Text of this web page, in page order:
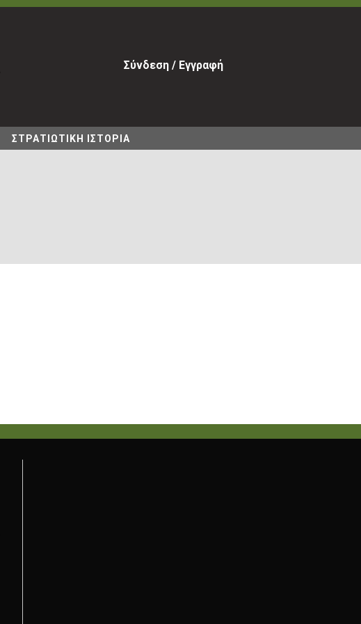
Σύνδεση / Εγγραφή
ΣΤΡΑΤΙΩΤΙΚΗ ΙΣΤΟΡΙΑ